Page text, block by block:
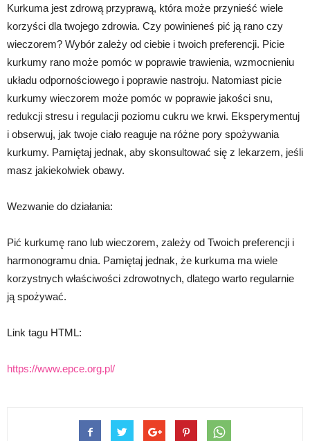
Kurkuma jest zdrową przyprawą, która może przynieść wiele
korzyści dla twojego zdrowia. Czy powinieneś pić ją rano czy
wieczorem? Wybór zależy od ciebie i twoich preferencji. Picie
kurkumy rano może pomóc w poprawie trawienia, wzmocnieniu
układu odpornościowego i poprawie nastroju. Natomiast picie
kurkumy wieczorem może pomóc w poprawie jakości snu,
redukcji stresu i regulacji poziomu cukru we krwi. Eksperymentuj
i obserwuj, jak twoje ciało reaguje na różne pory spożywania
kurkumy. Pamiętaj jednak, aby skonsultować się z lekarzem, jeśli
masz jakiekolwiek obawy.
Wezwanie do działania:
Pić kurkumę rano lub wieczorem, zależy od Twoich preferencji i
harmonogramu dnia. Pamiętaj jednak, że kurkuma ma wiele
korzystnych właściwości zdrowotnych, dlatego warto regularnie
ją spożywać.
Link tagu HTML:
https://www.epce.org.pl/